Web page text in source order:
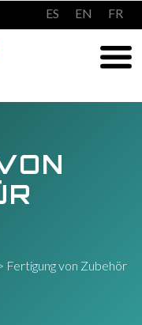
ES EN FR
Fertigung von Zubehör